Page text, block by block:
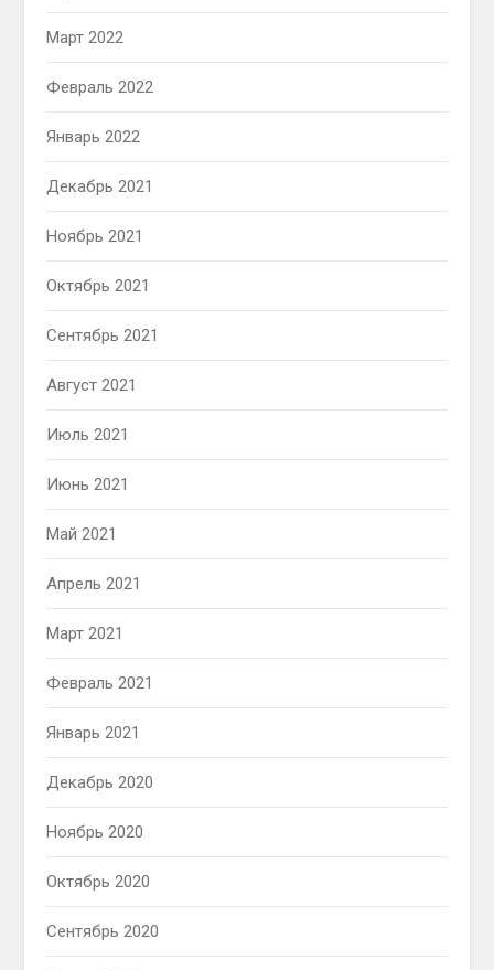
Март 2022
Февраль 2022
Январь 2022
Декабрь 2021
Ноябрь 2021
Октябрь 2021
Сентябрь 2021
Август 2021
Июль 2021
Июнь 2021
Май 2021
Апрель 2021
Март 2021
Февраль 2021
Январь 2021
Декабрь 2020
Ноябрь 2020
Октябрь 2020
Сентябрь 2020